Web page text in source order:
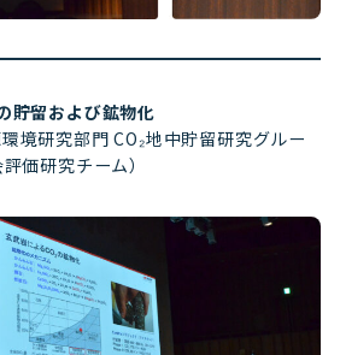
貯留および鉱物化
境研究部門 CO₂地中貯留研究グルー
価研究チーム）